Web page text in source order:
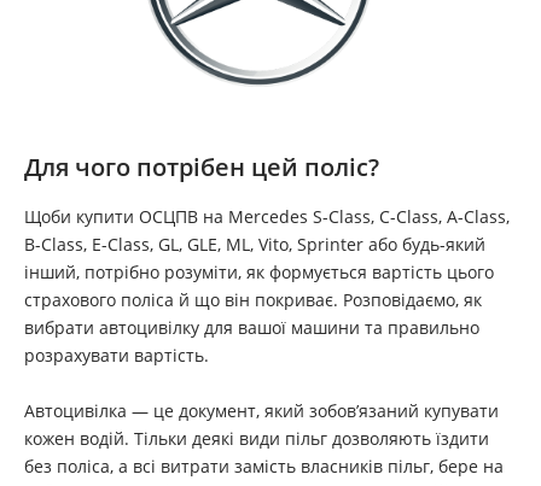
Для чого потрібен цей поліс?
Щоби купити ОСЦПВ на Mercedes S-Class, C-Class, A-Class,
B-Class, E-Class, GL, GLE, ML, Vito, Sprinter або будь-який
інший, потрібно розуміти, як формується вартість цього
страхового поліса й що він покриває. Розповідаємо, як
вибрати автоцивілку для вашої машини та правильно
розрахувати вартість.
Автоцивілка — це документ, який зобов’язаний купувати
кожен водій. Тільки деякі види пільг дозволяють їздити
без поліса, а всі витрати замість власників пільг, бере на